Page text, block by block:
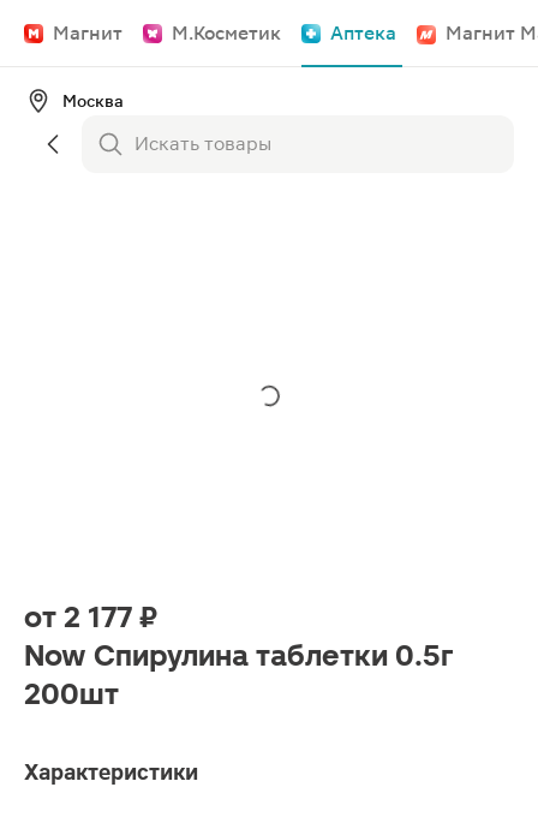
Магнит М.Косметик Аптека Магнит
Москва
от 2 177 ₽
Now Спирулина таблетки 0.5г
200шт
Характеристики